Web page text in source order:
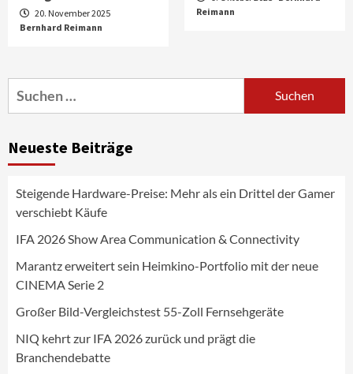
20. November 2025
Bernhard Reimann
Reimann
Suchen
nach:
Neueste Beiträge
Steigende Hardware-Preise: Mehr als ein Drittel der Gamer
verschiebt Käufe
IFA 2026 Show Area Communication & Connectivity
Marantz erweitert sein Heimkino-Portfolio mit der neue
CINEMA Serie 2
Großer Bild-Vergleichstest 55-Zoll Fernsehgeräte
NIQ kehrt zur IFA 2026 zurück und prägt die
Branchendebatte
Aktuell
4
News aus dem Internet
Fernsehgeräte
5
NIQ kehrt zur IFA 2026 zurück und prägt
die Branchendebatte
6
Aktuell
CHERRY baut Vertriebsteam in